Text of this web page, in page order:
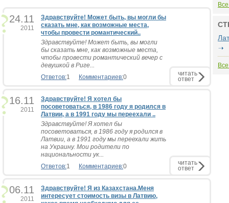
24.11
2011
Здравствуйте! Может быть, вы могли бы
сказать мне, как возможные места,
чтобы провести романтический..
Здравствуйте! Может быть, вы могли
бы сказать мне, как возможные места,
чтобы провести романтический вечер с
девушкой в Риге...
Ответов:1 Комментариев:0 читать
ответ
16.11
2011
Здравствуйте! Я хотел бы
посоветоваться, в 1986 году я родился в
Латвии, а в 1991 году мы переехали ..
Здравствуйте! Я хотел бы
посоветоваться, в 1986 году я родился в
Латвии, а в 1991 году мы переехали жить
на Украину. Мои родители по
национальности ук...
Ответов:1 Комментариев:0 читать
ответ
06.11
2011
Здравствуйте! Я из Казахстана.Меня
интересует стоимость визы в Латвию,